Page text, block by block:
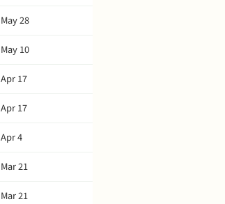
May 28
May 10
Apr 17
Apr 17
Apr 4
Mar 21
Mar 21